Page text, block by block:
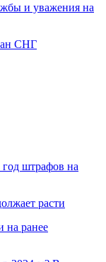
и уважения на
СНГ
год штрафов на
расти
на ранее